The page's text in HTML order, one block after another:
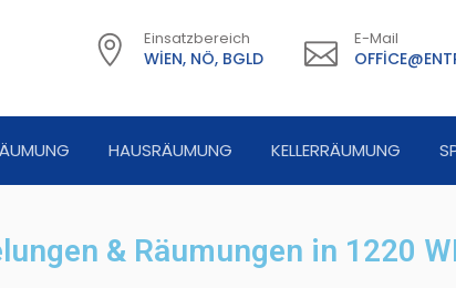
Einsatzbereich
WIEN, NÖ, BGLD
E-Mail
HAUSRÄUMUNG KELLERRÄUMUNG
& Räumungen in 1220